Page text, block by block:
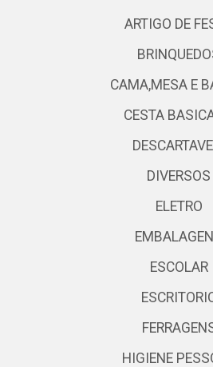
ARTIGO DE
CAMA,MESA E
CESTA
DIVERSOS
ELETRO
ESCOLAR
HIGIENE